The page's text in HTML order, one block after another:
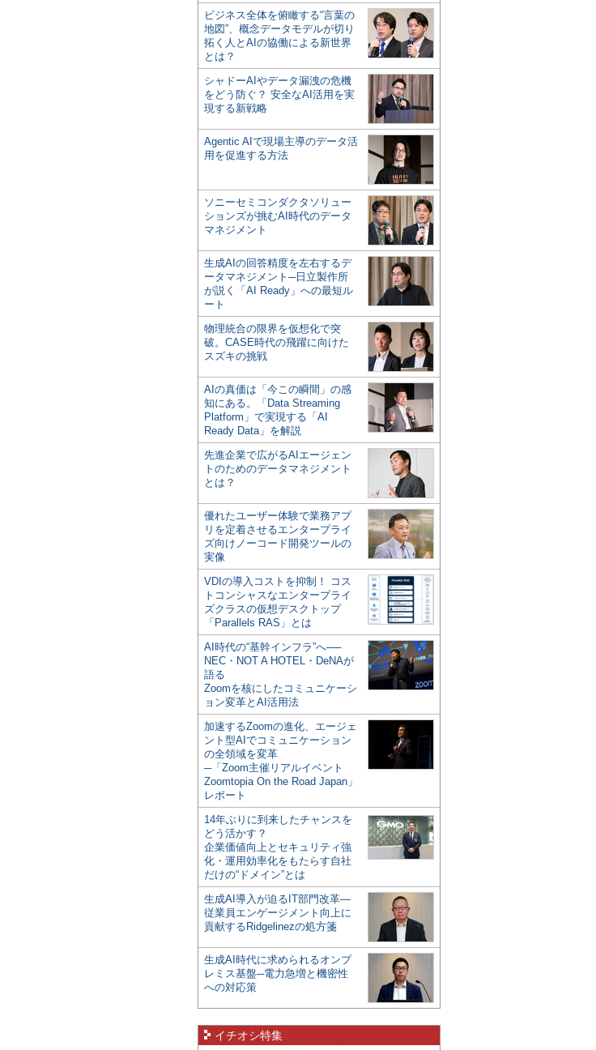
ビジネス全体を俯瞰する“言葉の
地図”、概念データモデルが切り
拓く人とAIの協働による新世界
とは？
シャドーAIやデータ漏洩の危機
をどう防ぐ？ 安全なAI活用を実
現する新戦略
Agentic AIで現場主導のデータ活
用を促進する方法
ソニーセミコンダクタソリュー
ションズが挑むAI時代のデータ
マネジメント
生成AIの回答精度を左右するデ
ータマネジメント─日立製作所
が説く「AI Ready」への最短ル
ート
物理統合の限界を仮想化で突
破。CASE時代の飛躍に向けた
スズキの挑戦
AIの真価は「今この瞬間」の感
知にある。「Data Streaming
Platform」で実現する「AI
Ready Data」を解説
先進企業で広がるAIエージェン
トのためのデータマネジメント
とは？
優れたユーザー体験で業務アプ
リを定着させるエンタープライ
ズ向けノーコード開発ツールの
実像
VDIの導入コストを抑制！ コス
トコンシャスなエンタープライ
ズクラスの仮想デスクトップ
「Parallels RAS」とは
AI時代の“基幹インフラ”へ──
NEC・NOT A HOTEL・DeNAが
語る
Zoomを核にしたコミュニケーシ
ョン変革とAI活用法
加速するZoomの進化、エージェ
ント型AIでコミュニケーション
の全領域を変革
─「Zoom主催リアルイベント
Zoomtopia On the Road Japan」
レポート
14年ぶりに到来したチャンスを
どう活かす？
企業価値向上とセキュリティ強
化・運用効率化をもたらす自社
だけの“ドメイン”とは
生成AI導入が迫るIT部門改革―
従業員エンゲージメント向上に
貢献するRidgelinezの処方箋
生成AI時代に求められるオンプ
レミス基盤─電力急増と機密性
への対応策
イチオシ特集